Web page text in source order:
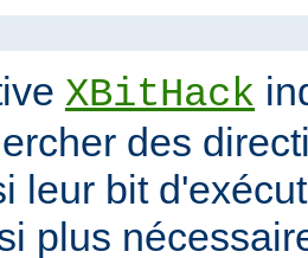
XBitHack
des
leur bit
plus